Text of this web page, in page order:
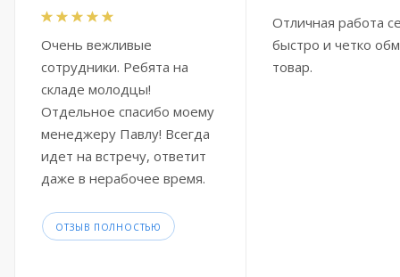
Очень вежливые
сотрудники. Ребята на
складе молодцы!
Отдельное спасибо моему
менеджеру Павлу! Всегда
идет на встречу, ответит
даже в нерабочее время.
ОТЗЫВ ПОЛНОСТЬЮ
Отличная работа
быстро и четко
товар.